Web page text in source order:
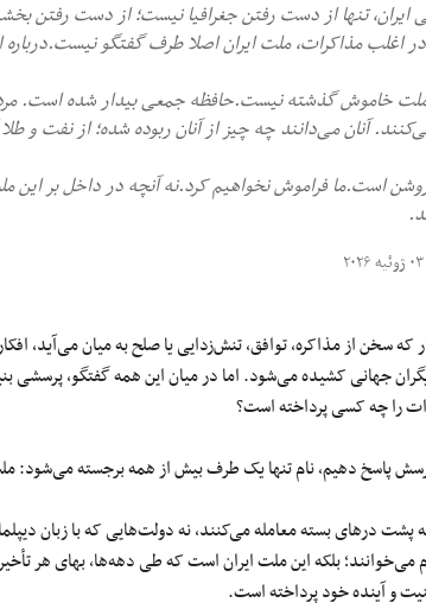
ایران، تنها از دست رفتن جغرافیا نیست؛ از دست رفتن
اغلب مذاکرات، ملت ایران اصلا طرف گفتگو نیست.درباره
ملت خاموش گذشته نیست.حافظه جمعی بیدار شده است.
آنان می‌دانند چه چیز از آنان ربوده شده؛ از نفت و
روشن است.ما فراموش نخواهیم کرد.نه آنچه در داخل بر
که سخن از مذاکره، توافق، تنش‌زدایی یا صلح به میان می‌آید،
جهانی کشیده می‌شود. اما در میان این همه گفتگو، پرسشی
را چه کسی پرداخته است؟
پاسخ دهیم، نام تنها یک طرف بیش از همه برجسته می‌شود:
درهای بسته معامله می‌کنند، نه دولت‌هایی که با زبان
می‌خوانند؛ بلکه این ملت ایران است که طی دهه‌ها، بهای هر
و آینده خود پرداخته است.